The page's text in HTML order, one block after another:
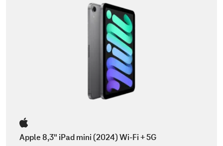
Apple 8,3" iPad mini (2024) Wi-Fi + 5G